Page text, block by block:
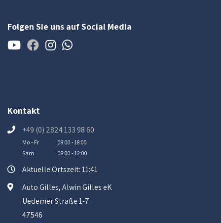
Folgen Sie uns auf Social Media
Kontakt
+49 (0) 2824 133 98 60
Mo - Fr
08:00 - 18:00
Sam
08:00 - 12:00
Aktuelle Ortszeit: 11:41
Auto Gilles, Alwin Gilles eK
Uedemer Straße 1-7
47546